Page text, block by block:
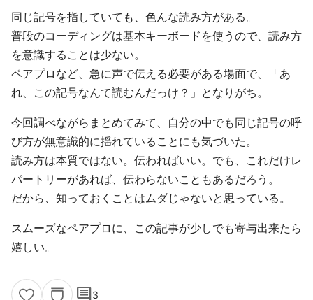
同じ記号を指していても、色んな読み方がある。
普段のコーディングは基本キーボードを使うので、読み方
を意識することは少ない。
ペアプロなど、急に声で伝える必要がある場面で、「あ
れ、この記号なんて読むんだっけ？」となりがち。
今回調べながらまとめてみて、自分の中でも同じ記号の呼
び方が無意識的に揺れていることにも気づいた。
読み方は本質ではない。伝わればいい。でも、これだけレ
パートリーがあれば、伝わらないこともあるだろう。
だから、知っておくことはムダじゃないと思っている。
スムーズなペアプロに、この記事が少しでも寄与出来たら
嬉しい。
comment3